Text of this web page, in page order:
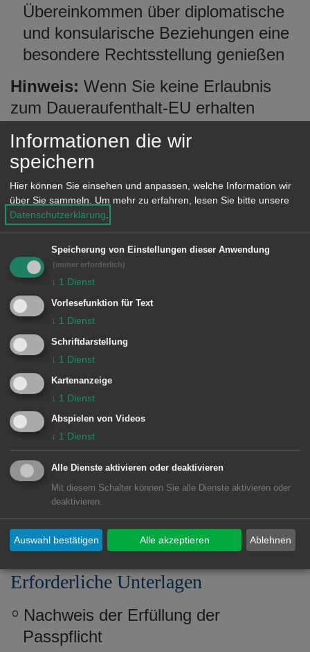
Übereinkommen über diplomatische
und konsularische Beziehungen eine
besondere Rechtsstellung genießen
Hinweis: Wenn Sie keine Erlaubnis
zum Daueraufenthalt-EU erhalten
können, gilt das auch für Ihre nach
Deutschland nachgezogenen
Familienangehörigen.
Verfahrensablauf
Sie müssen die Erlaubnis zum
Daueraufenthalt-EU schriftlich bei der
zuständigen Ausländerbehörde
beantragen. Anschließend informiert
Sie die Ausländerbehörde über das
Ergebnis ihrer Prüfung.
Sie erhalten den Aufenthaltstitel in
Form einer Scheckkarte mit
elektronischen Zusatzfunktionen.
Nähere Informationen dazu erhalten
Sie unter "Elektronischen
Aufenthaltstitel (eAT) beantragen".
Erforderliche Unterlagen
Nachweis der Erfüllung der
Passpflicht
Informationen die wir
speichern
Hier können Sie einsehen und anpassen, welche Information wir
über Sie sammeln. Um mehr zu erfahren, lesen Sie bitte unsere
Datenschutzerklärung.
Speicherung von Einstellungen dieser Anwendung
(immer erforderlich)
↓ 1 Dienst
Vorlesefunktion für Text
↓ 1 Dienst
Schriftdarstellung
↓ 1 Dienst
Kartenanzeige
↓ 1 Dienst
Abspielen von Videos
↓ 1 Dienst
Alle Dienste aktivieren oder deaktivieren
Mit diesem Schalter können Sie alle Dienste aktivieren oder
deaktivieren.
Ablehnen
Auswahl bestätigen Alle akzeptieren